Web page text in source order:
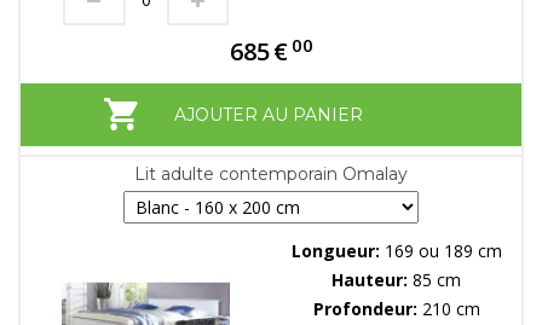
685€ 00
AJOUTER AU PANIER
Lit adulte contemporain Omalay
Longueur: 169 ou 189 cm
Hauteur: 85 cm
Profondeur: 210 cm